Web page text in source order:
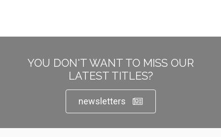
YOU DON'T WANT TO MISS OUR
LATEST TITLES?
newsletters